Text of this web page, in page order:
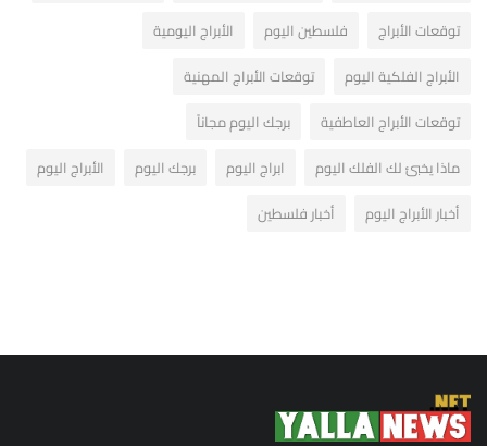
توقعات الأبراج
فلسطين اليوم
الأبراج اليومية
الأبراج الفلكية اليوم
توقعات الأبراج المهنية
توقعات الأبراج العاطفية
برجك اليوم مجاناً
ماذا يخبئ لك الفلك اليوم
ابراج اليوم برجك اليوم
الأبراج اليوم
أخبار الأبراج اليوم
أخبار فلسطين